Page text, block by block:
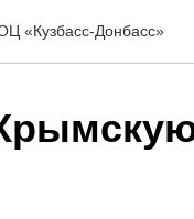
«Кузбасс-Донбасс»